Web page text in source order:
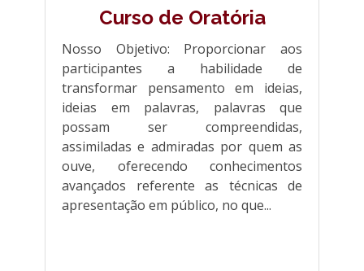
Curso de Oratória
Nosso Objetivo: Proporcionar aos
participantes a habilidade de
transformar pensamento em ideias,
ideias em palavras, palavras que
possam ser compreendidas,
assimiladas e admiradas por quem as
ouve, oferecendo conhecimentos
avançados referente as técnicas de
apresentação em público, no que...